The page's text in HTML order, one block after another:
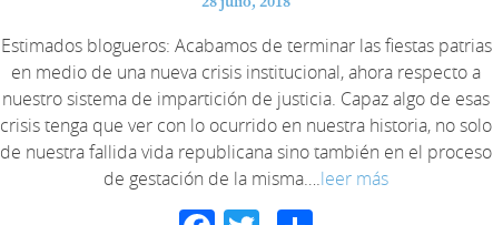
Estimados blogueros: Acabamos de terminar las fiestas patrias
en medio de una nueva crisis institucional, ahora respecto a
nuestro sistema de impartición de justicia. Capaz algo de esas
crisis tenga que ver con lo ocurrido en nuestra historia, no solo
de nuestra fallida vida republicana sino también en el proceso
de gestación de la misma….leer más